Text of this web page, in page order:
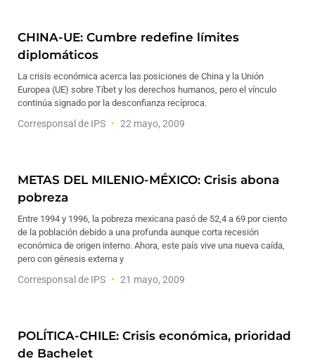
CHINA-UE: Cumbre redefine límites
diplomáticos
La crisis económica acerca las posiciones de China y la Unión
Europea (UE) sobre Tíbet y los derechos humanos, pero el vínculo
continúa signado por la desconfianza recíproca.
Corresponsal de IPS 22 mayo, 2009
METAS DEL MILENIO-MÉXICO: Crisis abona
pobreza
Entre 1994 y 1996, la pobreza mexicana pasó de 52,4 a 69 por ciento
de la población debido a una profunda aunque corta recesión
económica de origen interno. Ahora, este país vive una nueva caída,
pero con génesis externa y
Corresponsal de IPS 21 mayo, 2009
POLÍTICA-CHILE: Crisis económica, prioridad
de Bachelet